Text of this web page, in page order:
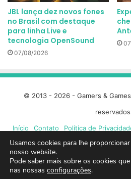
JBL lança dez novos fones
no Brasil com destaque
para linha Live e
tecnologia OpenSound
07/08/2026
© 2013 - 2026 - Gamers & Games
reservados
Início
Contato Política de
Facebook
X
Usamos cookies para lhe
nosso website.
Pode saber mais sobre os cookies
nas nossas configurações.